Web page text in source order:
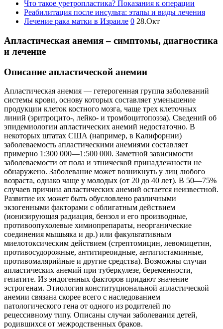
Что такое уретропластика? Показания к операции
Реабилитация после инсульта: этапы и виды лечения
Лечение рака матки в Израиле 0 28.Окт
Апластическая анемия – симптомы, диагностика
и лечение
Описание апластической анемии
Апластическая анемия — гетерогенная группа заболеваний
системы крови, основу которых составляет уменьшение
продукции клеток костного мозга, чаще трех клеточных
линий (эритроцито-, лейко- и тромбоцитопоэза). Сведений об
эпидемиологии апластических анемий недостаточно. В
некоторых штатах США (например, в Калифорнии)
заболеваемость апластическими анемиями составляет
примерно 1:300 000—1:500 000. Заметной зависимости
заболеваемости от пола и этнической принадлежности не
обнаружено. Заболевание может возникнуть у лиц любого
возраста, однако чаще у молодых (от 20 до 40 лет). В 50—75%
случаев причина апластических анемий остается неизвестной.
Развитие их может быть обусловлено различными
экзогенными факторами с облигатным действием
(ионизирующая радиация, бензол и его производные,
противоопухолевые химиопрепараты, неорганические
соединения мышьяка и др.) или факультативным
миелотоксическим действием (стрептомицин, левомицетин,
противосудорожные, антитиреоидные, антигистаминные,
противомалярийные и другие средства). Возможны случаи
апластических анемий при туберкулезе, беременности,
гепатите. Из эндогенных факторов придают значение
эстрогенам. Этиология конституциональной апластической
анемии связана скорее всего с наследованием
патологического гена от одного из родителей по
рецессивному типу. Описаны случаи заболевания детей,
родившихся от межродственных браков.